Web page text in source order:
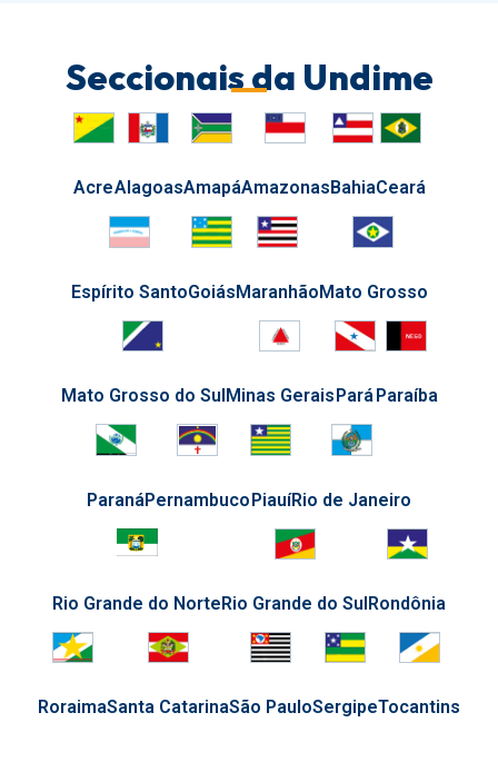
Seccionais da Undime
AcreAlagoasAmapáAmazonasBahiaCeará
Espírito SantoGoiásMaranhãoMato Grosso
Mato Grosso do SulMinas GeraisParáParaíba
ParanáPernambucoPiauíRio de Janeiro
Rio Grande do NorteRio Grande do SulRondônia
RoraimaSanta CatarinaSão PauloSergipeTocantins